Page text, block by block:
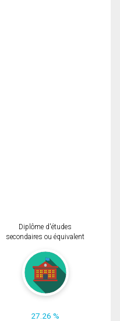
Diplôme d'études
secondaires ou équivalent
27.26 %